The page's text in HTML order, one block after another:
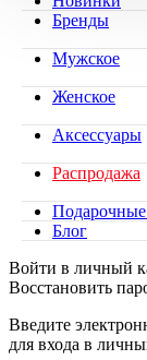
Бренды
Мужское
Женское
Аксессуары
Распродажа
Блог
Войти в личный
Восстановить
Введите
для входа в